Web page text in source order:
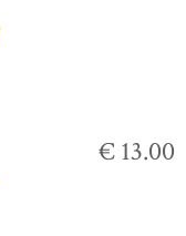
€ 13.00